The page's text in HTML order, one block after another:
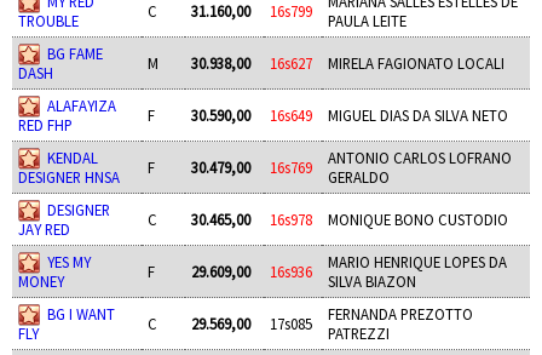
TROUBLE
C 31.160,00 16s799
PAULA LEITE
BG FAME
DASH
M 30.938,00 16s627 MIRELA FAGIONATO LOCALI
ALAFAYIZA
RED FHP
F 30.590,00 16s649 MIGUEL DIAS DA SILVA NETO
KENDAL
DESIGNER HNSA
F 30.479,00 16s769
ANTONIO CARLOS LOFRANO
GERALDO
DESIGNER
JAY RED
C 30.465,00 16s978 MONIQUE BONO CUSTODIO
YES MY
MONEY
F 29.609,00 16s936
MARIO HENRIQUE LOPES DA
SILVA BIAZON
BG I WANT
FLY
C 29.569,00 17s085
FERNANDA PREZOTTO
PATREZZI